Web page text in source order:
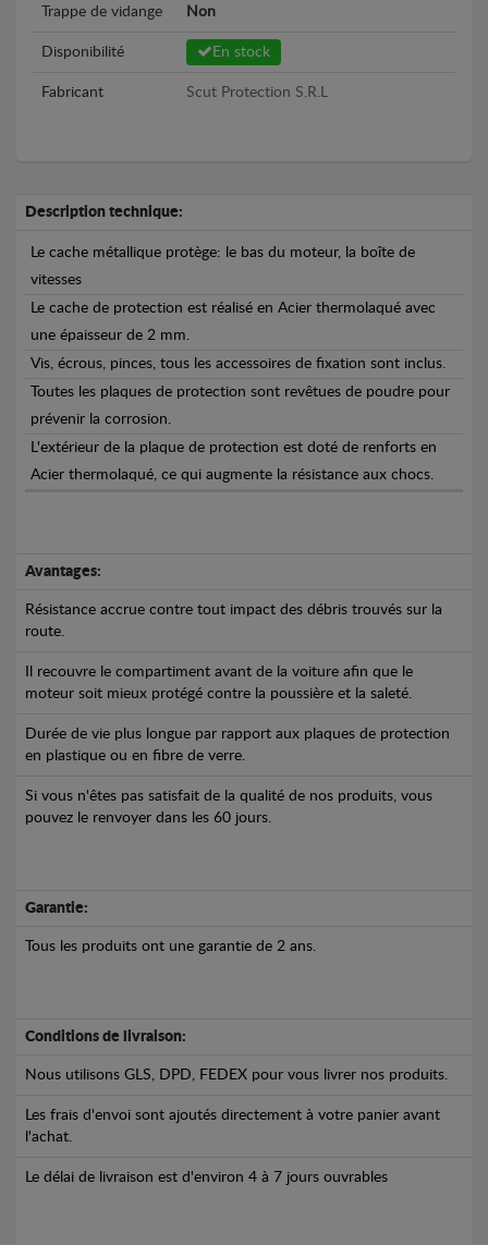
Trappe de vidange Non
Disponibilité En stock
Fabricant Scut Protection S.R.L
Description technique:
Le cache métallique protège: le bas du moteur, la boîte de
vitesses
Le cache de protection est réalisé en Acier thermolaqué avec
une épaisseur de 2 mm.
Vis, écrous, pinces, tous les accessoires de fixation sont inclus.
Toutes les plaques de protection sont revêtues de poudre pour
prévenir la corrosion.
L'extérieur de la plaque de protection est doté de renforts en
Acier thermolaqué, ce qui augmente la résistance aux chocs.
Avantages:
Résistance accrue contre tout impact des débris trouvés sur la
route.
Il recouvre le compartiment avant de la voiture afin que le
moteur soit mieux protégé contre la poussière et la saleté.
Durée de vie plus longue par rapport aux plaques de protection
en plastique ou en fibre de verre.
Si vous n'êtes pas satisfait de la qualité de nos produits, vous
pouvez le renvoyer dans les 60 jours.
Garantie:
Tous les produits ont une garantie de 2 ans.
Conditions de livraison:
Nous utilisons GLS, DPD, FEDEX pour vous livrer nos produits.
Les frais d'envoi sont ajoutés directement à votre panier avant
l'achat.
Le délai de livraison est d'environ 4 à 7 jours ouvrables